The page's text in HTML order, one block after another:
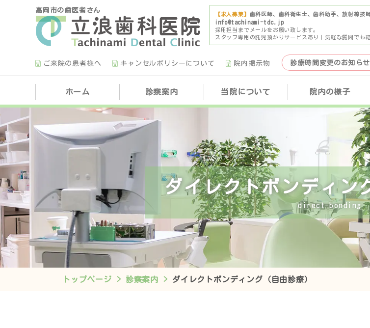
高岡市の歯医者さん
【求人募集】 歯科医師、歯科衛生士、歯科助手、放射線技
info@tachinami-tdc.jp
採用担当までメールをお願い致します。
スタッフ専用の託児預かりサービスあり｜気軽な質問でも
ご来院の患者様へ キャンセルポリシーについて 院内掲示物 診療時間変更のお知ら
ホーム 診察案内 当院について 院内の様子
ダイレクトボンディン
direct-bonding
トップページ 診察案内 ダイレクトボンディング（自由診療）